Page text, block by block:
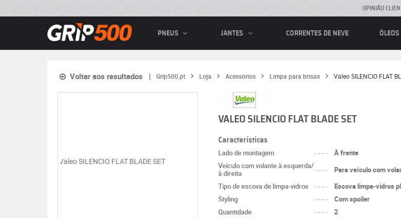
OPINIÃO
PNEUS JANTES CORRENTES DE NEVE ÓLEOS
Voltar aos resultados Grip500.pt Loja Acessórios Limpa para brisas Valeo SILENCIO FLAT
VALEO SILENCIO FLAT BLADE SET
Características
Lado de montagem ----
À frente
Veículo com volante à esquerda/
à direita
----
Para veículo com
Tipo de escova de limpa-vidros
----
Escova limpa-vidros
Styling
----
Com spoiler
Quantidade
----
2